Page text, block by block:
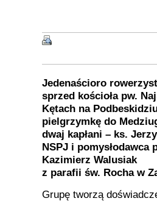
Jedenaścioro
sprzed kościoła pw.
Kętach na
pielgrzymkę do
dwaj kapłani – ks.
NSPJ i pomysłodawca
Kazimierz Walusiak
z parafii św. Rocha w
Grupę tworzą